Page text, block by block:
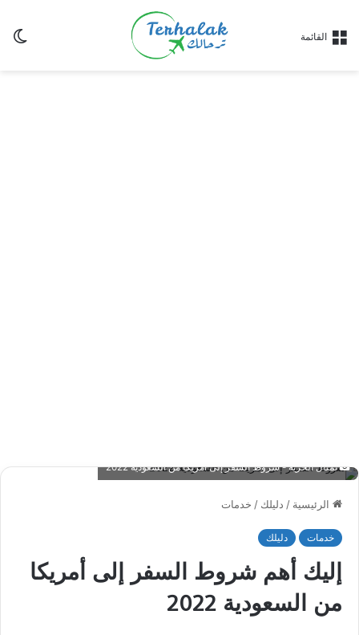
القائمة
تمثال الحرية - شروط السفر إلى أمريكا من السعودية 2022
الرئيسية / دليلك / خدمات
خدمات دليلك
إليك أهم شروط السفر إلى أمريكا
من السعودية 2022